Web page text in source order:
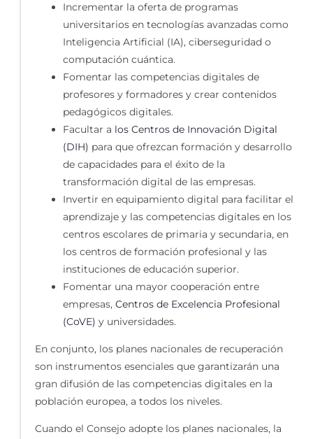
Incrementar la oferta de programas
universitarios en tecnologías avanzadas como
Inteligencia Artificial (IA), ciberseguridad o
computación cuántica.
Fomentar las competencias digitales de
profesores y formadores y crear contenidos
pedagógicos digitales.
Facultar a los Centros de Innovación Digital
(DIH) para que ofrezcan formación y desarrollo
de capacidades para el éxito de la
transformación digital de las empresas.
Invertir en equipamiento digital para facilitar el
aprendizaje y las competencias digitales en los
centros escolares de primaria y secundaria, en
los centros de formación profesional y las
instituciones de educación superior.
Fomentar una mayor cooperación entre
empresas, Centros de Excelencia Profesional
(CoVE) y universidades.
En conjunto, los planes nacionales de recuperación
son instrumentos esenciales que garantizarán una
gran difusión de las competencias digitales en la
población europea, a todos los niveles.
Cuando el Consejo adopte los planes nacionales, la